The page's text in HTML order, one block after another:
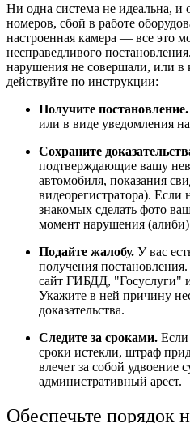
Ни одна система не идеальна,
номеров, сбой в работе
настроенная камера — все это
несправедливого
нарушения не совершали, или в
действуйте по инструкции:
Получите постановление.
или в виде уведомления
Сохраните
подтверждающие вашу
автомобиля, показания
видеорегистратора).
знакомых сделать фото
момент нарушения
Подайте жалобу. У вас
получения
сайт ГИБДД, "Госуслуги"
Укажите в ней причину
доказательства.
Следите за сроками. Если
сроки истекли, штраф
влечет за собой
административный арест.
Обеспечьте порядок